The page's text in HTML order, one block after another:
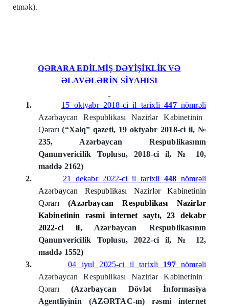
etmək).
QƏRARA EDİLMİŞ DƏYİŞİKLİK VƏ
ƏLAVƏLƏRİN SİYAHISI
1. 15 oktyabr 2018-ci il tarixli447 nömrəli
Azərbaycan Respublikası Nazirlər Kabinetinin
Qərarı(“Xalq” qəzeti, 19 oktyabr 2018-ci il, №
235, Azərbaycan Respublikasının
Qanunvericilik Toplusu, 2018-ci il, № 10,
maddə 2162)
2.
21 dekabr 2022-ci il tarixli 448 nömrəli
Azərbaycan Respublikası Nazirlər Kabinetinin
Qərarı (Azərbaycan Respublikası Nazirlər
Kabinetinin rəsmi internet saytı, 23 dekabr
2022-ci il, Azərbaycan Respublikasının
Qanunvericilik Toplusu, 2022-ci il, № 12,
maddə 1552)
3.
04 iyul 2025-ci il tarixli 197 nömrəli
Azərbaycan Respublikası Nazirlər Kabinetinin
Qərarı(Azərbaycan Dövlət İnformasiya
Agentliyinin (AZƏRTAC-ın) rəsmi internet